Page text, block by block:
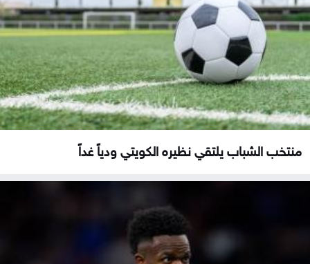
منتخب الشباب يلتقي نظيره الكويتي ودياً غداً